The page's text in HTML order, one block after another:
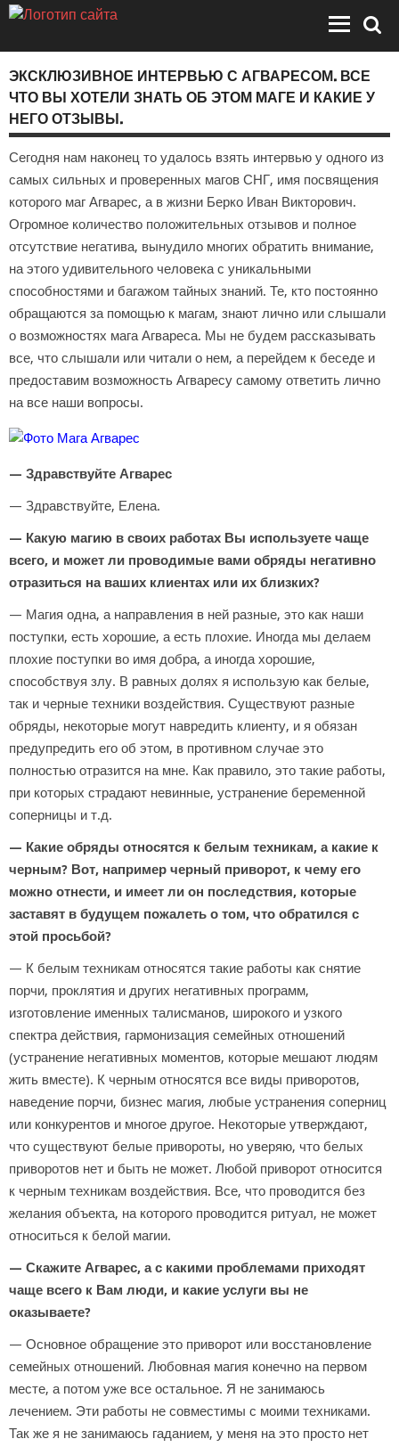
ЭКСКЛЮЗИВНОЕ ИНТЕРВЬЮ С АГВАРЕСОМ. ВСЕ
ЧТО ВЫ ХОТЕЛИ ЗНАТЬ ОБ ЭТОМ МАГЕ И КАКИЕ У
НЕГО ОТЗЫВЫ.
Сегодня нам наконец то удалось взять интервью у одного из
самых сильных и проверенных магов СНГ, имя посвящения
которого маг Агварес, а в жизни Берко Иван Викторович.
Огромное количество положительных отзывов и полное
отсутствие негатива, вынудило многих обратить внимание,
на этого удивительного человека с уникальными
способностями и багажом тайных знаний. Те, кто постоянно
обращаются за помощью к магам, знают лично или слышали
о возможностях мага Агвареса. Мы не будем рассказывать
все, что слышали или читали о нем, а перейдем к беседе и
предоставим возможность Агваресу самому ответить лично
на все наши вопросы.
— Здравствуйте Агварес
— Здравствуйте, Елена.
— Какую магию в своих работах Вы используете чаще
всего, и может ли проводимые вами обряды негативно
отразиться на ваших клиентах или их близких?
— Магия одна, а направления в ней разные, это как наши
поступки, есть хорошие, а есть плохие. Иногда мы делаем
плохие поступки во имя добра, а иногда хорошие,
способствуя злу. В равных долях я использую как белые,
так и черные техники воздействия. Существуют разные
обряды, некоторые могут навредить клиенту, и я обязан
предупредить его об этом, в противном случае это
полностью отразится на мне. Как правило, это такие работы,
при которых страдают невинные, устранение беременной
соперницы и т.д.
— Какие обряды относятся к белым техникам, а какие к
черным? Вот, например черный приворот, к чему его
можно отнести, и имеет ли он последствия, которые
заставят в будущем пожалеть о том, что обратился с
этой просьбой?
— К белым техникам относятся такие работы как снятие
порчи, проклятия и других негативных программ,
изготовление именных талисманов, широкого и узкого
спектра действия, гармонизация семейных отношений
(устранение негативных моментов, которые мешают людям
жить вместе). К черным относятся все виды приворотов,
наведение порчи, бизнес магия, любые устранения соперниц
или конкурентов и многое другое. Некоторые утверждают,
что существуют белые привороты, но уверяю, что белых
приворотов нет и быть не может. Любой приворот относится
к черным техникам воздействия. Все, что проводится без
желания объекта, на которого проводится ритуал, не может
относиться к белой магии.
— Скажите Агварес, а с какими проблемами приходят
чаще всего к Вам люди, и какие услуги вы не
оказываете?
— Основное обращение это приворот или восстановление
семейных отношений. Любовная магия конечно на первом
месте, а потом уже все остальное. Я не занимаюсь
лечением. Эти работы не совместимы с моими техниками.
Так же я не занимаюсь гаданием, у меня на это просто нет